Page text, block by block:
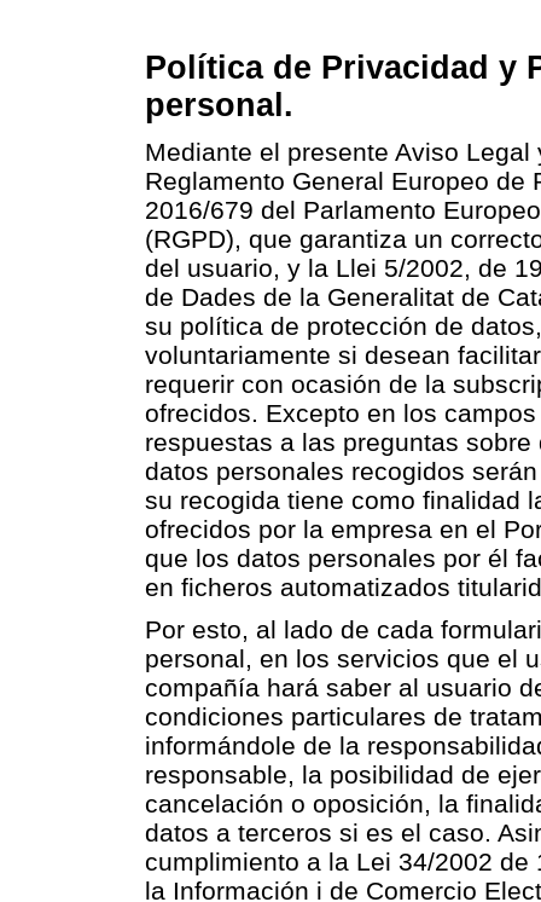
Política de Privacidad y
personal.
Mediante el presente Aviso
Reglamento General Europeo de
2016/679 del Parlamento
(RGPD), que garantiza un
del usuario, y la Llei 5/2002, de
de Dades de la Generalitat de
su política de protección de
voluntariamente si desean
requerir con ocasión de la
ofrecidos. Excepto en los
respuestas a las preguntas
datos personales recogidos
su recogida tiene como finalidad
ofrecidos por la empresa en el
que los datos personales por él
en ficheros automatizados
Por esto, al lado de cada
personal, en los servicios que el
compañía hará saber al usuario
condiciones particulares de
informándole de la
responsable, la posibilidad de
cancelación o oposición, la
datos a terceros si es el caso.
cumplimiento a la Lei 34/2002
la Información i de Comercio